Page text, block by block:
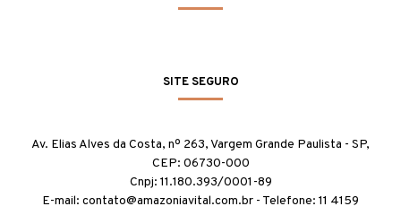
SITE SEGURO
Av. Elias Alves da Costa, nº 263, Vargem Grande Paulista - SP,
CEP: 06730-000
Cnpj: 11.180.393/0001-89
E-mail: contato@amazoniavital.com.br - Telefone: 11 4159